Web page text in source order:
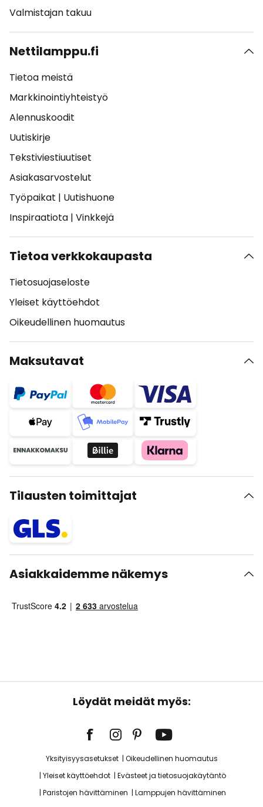
Valmistajan takuu
Nettilamppu.fi
Tietoa meistä
Markkinointiyhteistyö
Alennuskoodit
Uutiskirje
Tekstiviestiuutiset
Asiakasarvostelut
Työpaikat | Uutishuone
Inspiraatiota | Vinkkejä
Tietoa verkkokaupasta
Tietosuojaseloste
Yleiset käyttöehdot
Oikeudellinen huomautus
Maksutavat
Tilausten toimittajat
Asiakkaidemme näkemys
Löydät meidät myös:
Yksityisyysasetukset
Oikeudellinen huomautus
Yleiset käyttöehdot
Evästeet ja tietosuojakäytäntö
Paristojen hävittäminen
Lamppujen hävittäminen